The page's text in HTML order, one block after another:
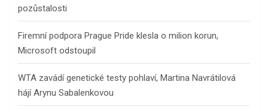
pozůstalosti
Firemní podpora Prague Pride klesla o milion korun,
Microsoft odstoupil
WTA zavádí genetické testy pohlaví, Martina Navrátilová
hájí Arynu Sabalenkovou